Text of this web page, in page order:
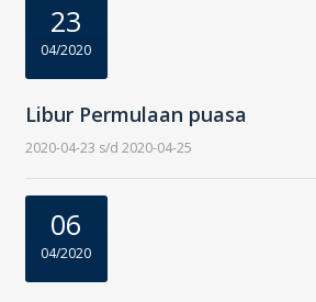
23
04/2020
Libur Permulaan puasa
2020-04-23 s/d 2020-04-25
06
04/2020